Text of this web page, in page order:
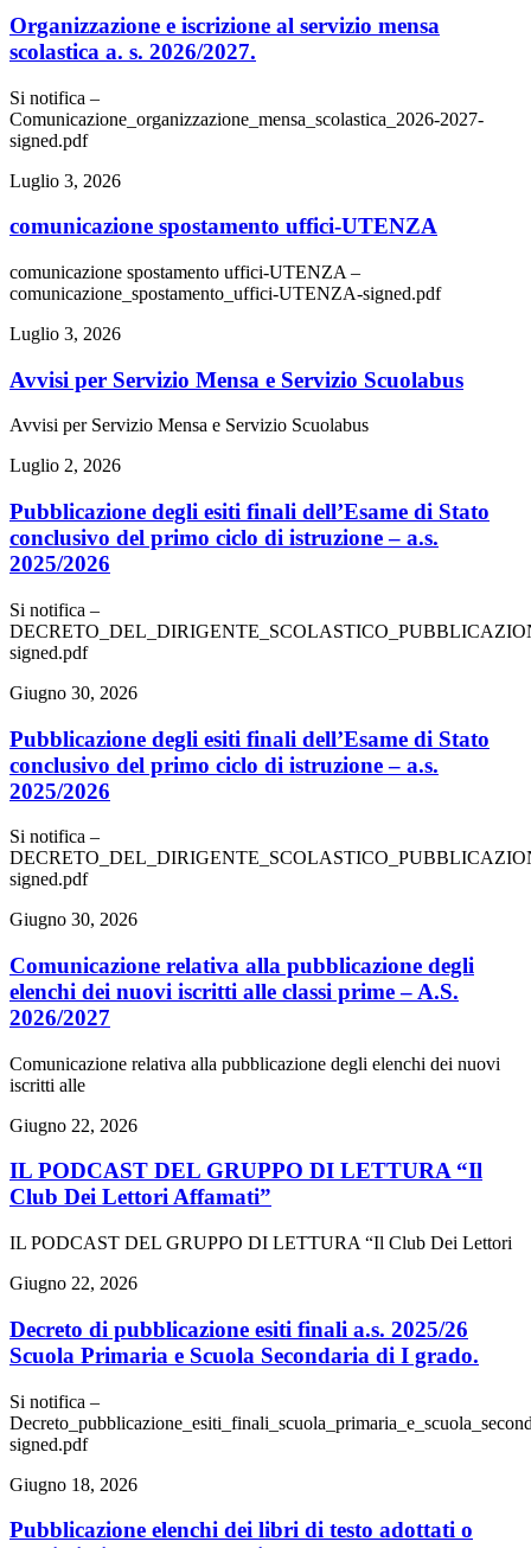
Organizzazione e iscrizione al servizio mensa
scolastica a. s. 2026/2027.
Si notifica –
Comunicazione_organizzazione_mensa_scolastica_2026-2027-
signed.pdf
Luglio 3, 2026
comunicazione spostamento uffici-UTENZA
comunicazione spostamento uffici-UTENZA –
comunicazione_spostamento_uffici-UTENZA-signed.pdf
Luglio 3, 2026
Avvisi per Servizio Mensa e Servizio Scuolabus
Avvisi per Servizio Mensa e Servizio Scuolabus
Luglio 2, 2026
Pubblicazione degli esiti finali dell’Esame di Stato
conclusivo del primo ciclo di istruzione – a.s.
2025/2026
Si notifica –
signed.pdf
Giugno 30, 2026
Pubblicazione degli esiti finali dell’Esame di Stato
conclusivo del primo ciclo di istruzione – a.s.
2025/2026
Si notifica –
signed.pdf
Giugno 30, 2026
Comunicazione relativa alla pubblicazione degli
elenchi dei nuovi iscritti alle classi prime – A.S.
2026/2027
Comunicazione relativa alla pubblicazione degli elenchi dei nuovi
iscritti alle
Giugno 22, 2026
IL PODCAST DEL GRUPPO DI LETTURA “Il
Club Dei Lettori Affamati”
IL PODCAST DEL GRUPPO DI LETTURA “Il Club Dei Lettori
Giugno 22, 2026
Decreto di pubblicazione esiti finali a.s. 2025/26
Scuola Primaria e Scuola Secondaria di I grado.
Si notifica –
signed.pdf
Giugno 18, 2026
Pubblicazione elenchi dei libri di testo adottati o